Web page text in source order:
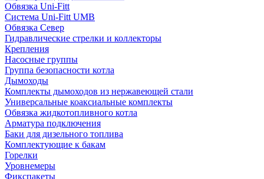
Обвязка Uni-Fitt
Система Uni-Fitt UMB
Обвязка Север
Гидравлические стрелки и коллекторы
Крепления
Насосные группы
Группа безопасности котла
Дымоходы
Комплекты дымоходов из нержавеющей стали
Универсальные коаксиальные комплекты
Обвязка жидкотопливного котла
Арматура подключения
Баки для дизельного топлива
Комплектующие к бакам
Горелки
Уровнемеры
Фикспакеты